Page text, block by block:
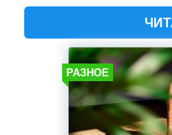
РАЗНОЕ